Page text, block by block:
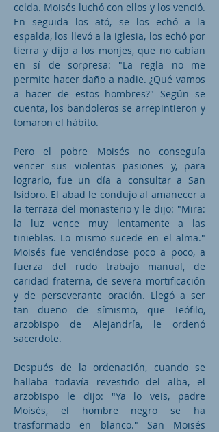
celda. Moisés luchó con ellos y los venció.
En seguida los ató, se los echó a la
espalda, los llevó a la iglesia, los echó por
tierra y dijo a los monjes, que no cabían
en sí de sorpresa: "La regla no me
permite hacer daño a nadie. ¿Qué vamos
a hacer de estos hombres?" Según se
cuenta, los bandoleros se arrepintieron y
tomaron el hábito.
Pero el pobre Moisés no conseguía
vencer sus violentas pasiones y, para
lograrlo, fue un día a consultar a San
Isidoro. El abad le condujo al amanecer a
la terraza del monasterio y le dijo: "Mira:
la luz vence muy lentamente a las
tinieblas. Lo mismo sucede en el alma."
Moisés fue venciéndose poco a poco, a
fuerza del rudo trabajo manual, de
caridad fraterna, de severa mortificación
y de perseverante oración. Llegó a ser
tan dueño de símismo, que Teófilo,
arzobispo de Alejandría, le ordenó
sacerdote.
Después de la ordenación, cuando se
hallaba todavía revestido del alba, el
arzobispo le dijo: "Ya lo veis, padre
Moisés, el hombre negro se ha
trasformado en blanco." San Moisés